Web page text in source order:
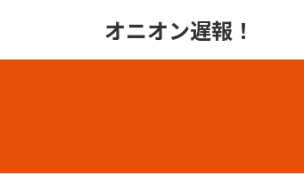
オニオン遅報！